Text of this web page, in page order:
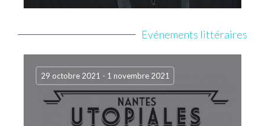
Evénements littéraires
29 octobre 2021 - 1 novembre 2021